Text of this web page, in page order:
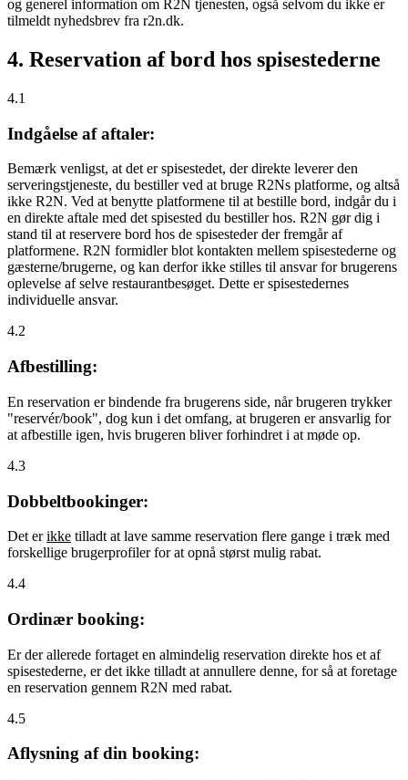
og generel information om R2N tjenesten, også selvom du ikke er
tilmeldt nyhedsbrev fra r2n.dk.
4. Reservation af bord hos spisestederne
4.1
Indgåelse af aftaler:
Bemærk venligst, at det er spisestedet, der direkte leverer den
serveringstjeneste, du bestiller ved at bruge R2Ns platforme, og altså
ikke R2N. Ved at benytte platformene til at bestille bord, indgår du i
en direkte aftale med det spisested du bestiller hos. R2N gør dig i
stand til at reservere bord hos de spisesteder der fremgår af
platformene. R2N formidler blot kontakten mellem spisestederne og
gæsterne/brugerne, og kan derfor ikke stilles til ansvar for brugerens
oplevelse af selve restaurantbesøget. Dette er spisestedernes
individuelle ansvar.
4.2
Afbestilling:
En reservation er bindende fra brugerens side, når brugeren trykker
"reservér/book", dog kun i det omfang, at brugeren er ansvarlig for
at afbestille igen, hvis brugeren bliver forhindret i at møde op.
4.3
Dobbeltbookinger:
Det erikke tilladt at lave samme reservation flere gange i træk med
forskellige brugerprofiler for at opnå størst mulig rabat.
4.4
Ordinær booking:
Er der allerede fortaget en almindelig reservation direkte hos et af
spisestederne, er det ikke tilladt at annullere denne, for så at foretage
en reservation gennem R2N med rabat.
4.5
Aflysning af din booking: